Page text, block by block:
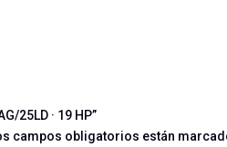
25LD · 19 HP”
campos obligatorios están